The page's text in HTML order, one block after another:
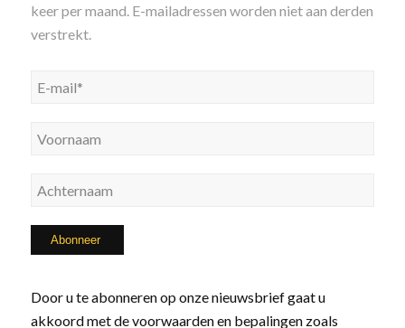
keer per maand. E-mailadressen worden niet aan derden
verstrekt.
Door u te abonneren op onze nieuwsbrief gaat u
akkoord met de voorwaarden en bepalingen zoals